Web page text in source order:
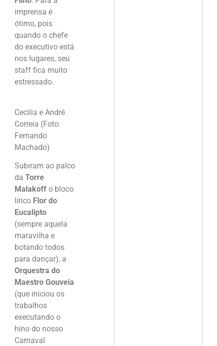
imprensa é
ótimo, pois
quando o chefe
do executivo está
nos lugares, seu
staff fica muito
estressado.
Cecilia e André
Correia (Foto:
Fernando
Machado)
Subiram ao palco
da Torre
Malakoff o bloco
lírico Flor do
Eucalipto
(sempre aquela
maravilha e
botando todos
para dançar), a
Orquestra do
Maestro Gouveia
(que iniciou os
trabalhos
executando o
hino do nosso
Carnaval